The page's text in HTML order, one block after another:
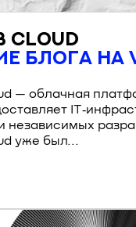
CLOUD
БЛОГА НА
— облачная
независимых
уже был...